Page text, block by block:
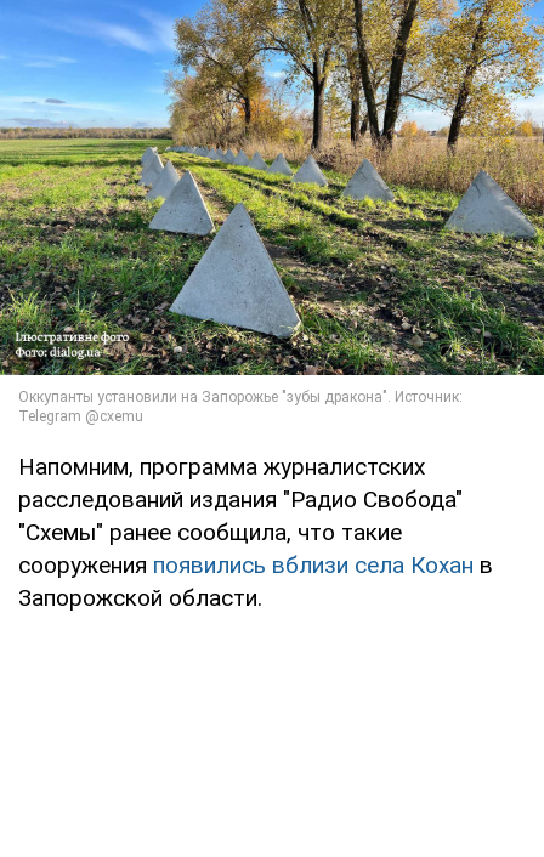
Напомним, программа журналистских
расследований издания "Радио Свобода"
"Схемы" ранее сообщила, что такие
сооружения появились вблизи села Кохан в
Запорожской области.